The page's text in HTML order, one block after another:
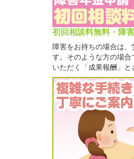
初回相談料無料・障
障害をお持ちの場合は
す。そのような方の場
いただく「成果報酬」と